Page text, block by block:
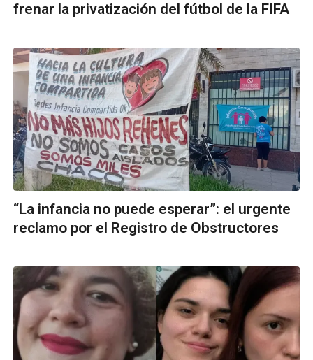
frenar la privatización del fútbol de la FIFA
“La infancia no puede esperar”: el urgente
reclamo por el Registro de Obstructores